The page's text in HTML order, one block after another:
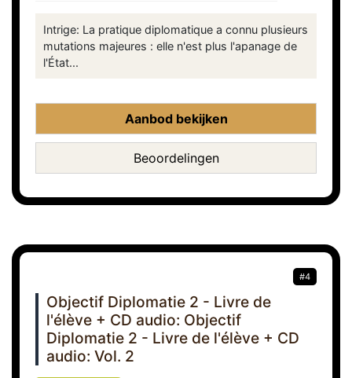
Intrige: La pratique diplomatique a connu plusieurs
mutations majeures : elle n'est plus l'apanage de
l'État...
Aanbod bekijken
Beoordelingen
#4
Objectif Diplomatie 2 - Livre de
l'élève + CD audio: Objectif
Diplomatie 2 - Livre de l'élève + CD
audio: Vol. 2